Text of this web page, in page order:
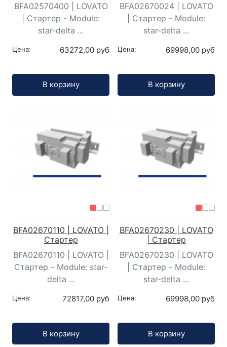
BFA02570400 | LOVATO
| Стартер - Module:
star-delta ...
Цена: 63272,00 руб
В корзину
BFA02670024 | LOVATO
| Стартер - Module:
star-delta ...
Цена: 69998,00 руб
В корзину
BFA02670110 | LOVATO |
Стартер
BFA02670110 | LOVATO |
Стартер - Module: star-
delta ...
Цена: 72817,00 руб
В корзину
BFA02670230 | LOVATO
| Стартер
BFA02670230 | LOVATO
| Стартер - Module:
star-delta ...
Цена: 69998,00 руб
В корзину